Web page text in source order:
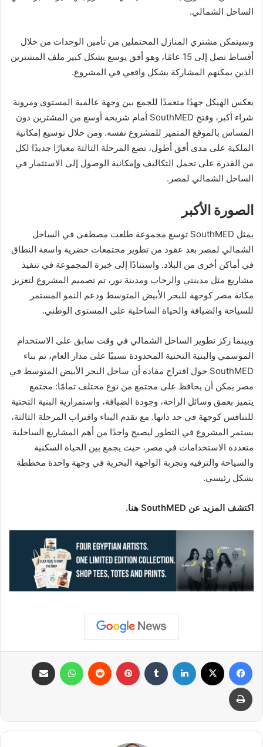
الساحل الشمالي.
وسيتمكن مشتري المنازل المحتملين من تأمين الوحدات من خلال
أقساط تصل إلى 15 عامًا، وهو أفق يوسع بشكل كبير ملف المشترين
الذين يمكنهم المشاركة بشكل واقعي في المشروع.
يعكس الهيكل جهدًا متعمدًا للجمع بين وجهة عالمية المستوى ومرونة
شراء أكبر، وفتح SouthMED أمام شريحة أوسع من المشترين دون
المساس بالموقع المتميز للمشروع نفسه. ومن خلال توسيع إمكانية
الملكية على مدى أفق أطول، تضع المرحلة الثالثة معيارًا جديدًا لكل
من القدرة على تحمل التكاليف وإمكانية الوصول إلى الاستثمار في
الساحل الشمالي لمصر.
الصورة الأكبر
يمثل SouthMED توسع مجموعة طلعت مصطفى في الساحل
الشمالي لمصر بعد عقود من تطوير مجتمعات حضرية واسعة النطاق
في أماكن أخرى من البلاد. واستنادًا إلى خبرة المجموعة في تنفيذ
مشاريع مثل مدينتي والرحاب ومدينة نور، تم تصميم المشروع لتعزيز
مكانة مصر كوجهة للبحر الأبيض المتوسط ​​ودعم النمو المستمر
للسياحة والضيافة والحياة الساحلية على المستوى الوطني.
وبينما ركز تطوير الساحل الشمالي في وقت سابق على الاستخدام
الموسمي والبنية التحتية المحدودة نسبيًا على مدار العام، تم بناء
SouthMED حول اقتراح مفاده أن ساحل البحر الأبيض المتوسط ​​في
مصر يمكن أن يحافظ على مجتمع من نوع مختلف تمامًا: مجتمع
يتميز بعمق وسائل الراحة، وجودة الضيافة، واستمرارية البنية التحتية
للتنافس كوجهة في حد ذاتها. مع تقدم البناء واقتراب المرحلة الثالثة،
يستمر المشروع في التطور ليصبح واحدًا من أهم المشاريع الساحلية
متعددة الاستخدامات في مصر، حيث يجمع بين الحياة السكنية
والسياحة والترفيه وتجربة الواجهة البحرية في وجهة واحدة مخططة
بشكل رئيسي.
اكتشف المزيد عن SouthMED هنا.
فيسبوك لينكدإن بينتيريست واتساب
طباعة